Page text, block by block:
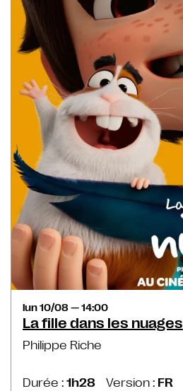
lun 10/08 — 14:00
La fille dans les nuages
Philippe Riche
Durée : 1h28 Version : FR